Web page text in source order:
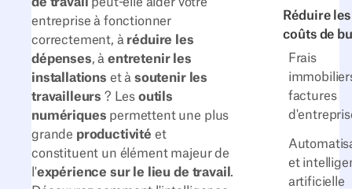
Réduire les
coûts de
Frais
factures
et
artificielle
entreprise à fonctionner
correctement, à réduire les
dépenses, àentretenir les
installations et à soutenir les
travailleurs ? Les outils
numériques permettent une plus
grande productivité et
constituent un élément majeur de
l'expérience sur le lieu de travail .